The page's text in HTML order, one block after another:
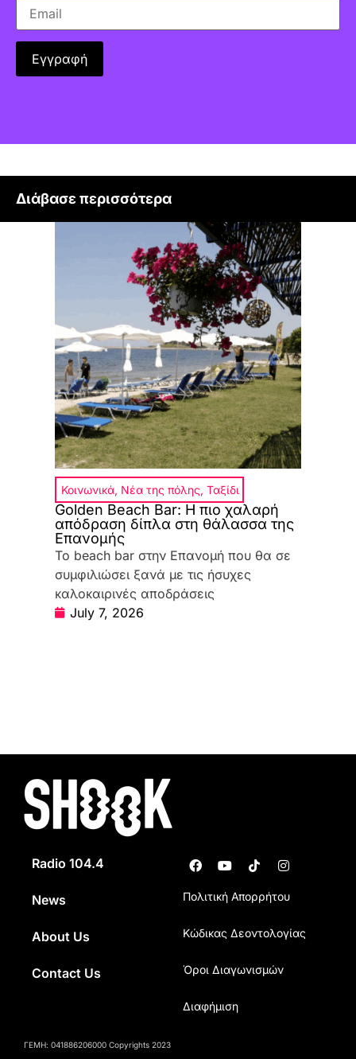
Διάβασε περισσότερα
Κοινωνικά, Νέα της πόλης, Ταξίδι
Golden Beach Bar: Η πιο χαλαρή
απόδραση δίπλα στη θάλασσα της
Επανομής
Το beach bar στην Επανομή που θα σε
συμφιλιώσει ξανά με τις ήσυχες
καλοκαιρινές αποδράσεις
July 7, 2026
Radio 104.4
News
About Us
Contact Us
Πολιτική Απορρήτου
Κώδικας Δεοντολογίας
Όροι Διαγωνισμών
Διαφήμιση
ΓΕΜΗ: 041886206000 Copyrights 2023